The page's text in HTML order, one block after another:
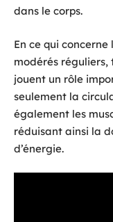
dans le corps.
En ce qui
modérés réguliers,
jouent un rôle
seulement la
également les
réduisant ainsi la
d’énergie.